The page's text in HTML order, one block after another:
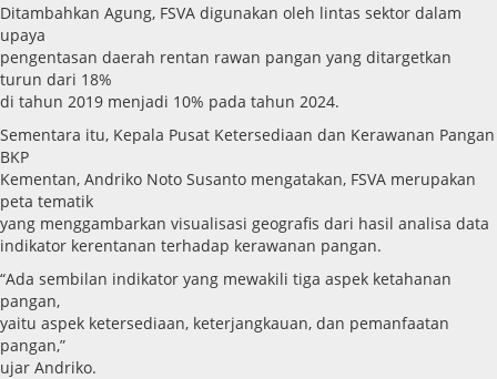
Ditambahkan Agung, FSVA digunakan oleh lintas sektor dalam
upaya
pengentasan daerah rentan rawan pangan yang ditargetkan
turun dari 18%
di tahun 2019 menjadi 10% pada tahun 2024.
Sementara itu, Kepala Pusat Ketersediaan dan Kerawanan Pangan
BKP
Kementan, Andriko Noto Susanto mengatakan, FSVA merupakan
peta tematik
yang menggambarkan visualisasi geografis dari hasil analisa data
indikator kerentanan terhadap kerawanan pangan.
“Ada sembilan indikator yang mewakili tiga aspek ketahanan
pangan,
yaitu aspek ketersediaan, keterjangkauan, dan pemanfaatan
pangan,”
ujar Andriko.